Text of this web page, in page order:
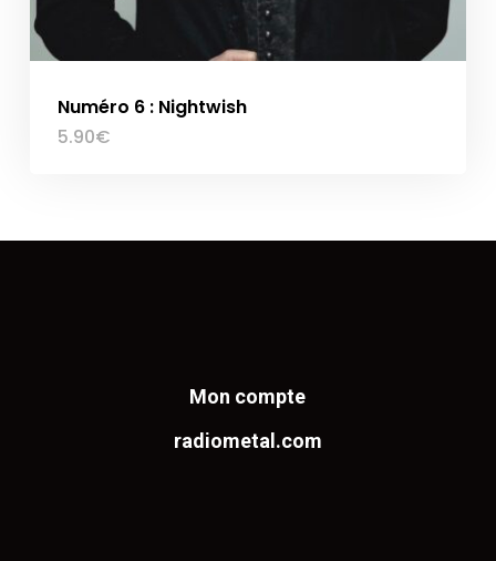
Numéro 6 : Nightwish
5.90€
Mon compte
radiometal.com